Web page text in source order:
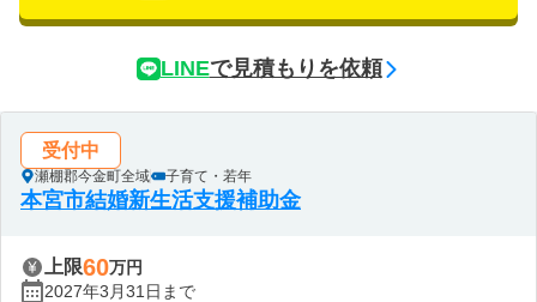
LINEで見積もりを依頼
受付中
瀬棚郡今金町全域 子育て・若年
本宮市結婚新生活支援補助金
上限60万円
2027年3月31日まで